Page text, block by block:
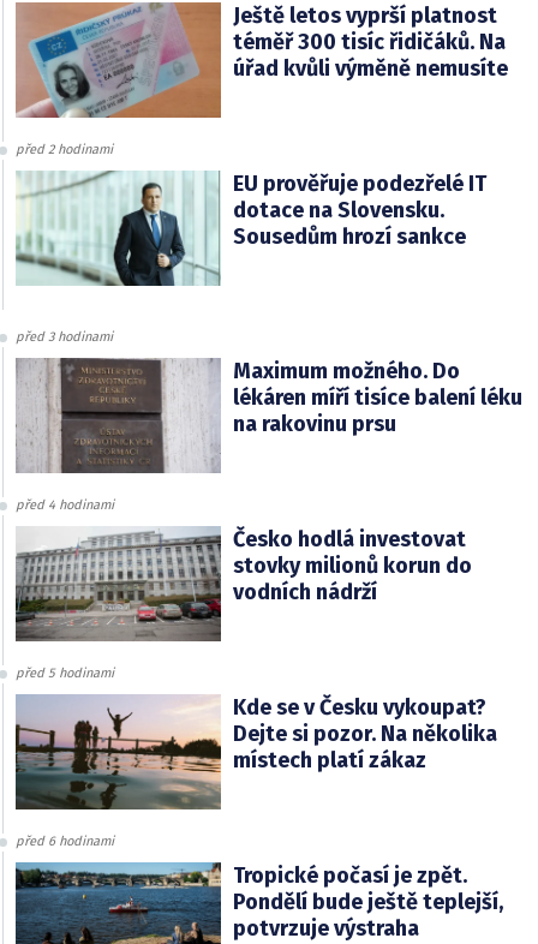
Ještě letos vyprší platnost
téměř 300 tisíc řidičáků. Na
úřad kvůli výměně nemusíte
před 2 hodinami
EU prověřuje podezřelé IT
dotace na Slovensku.
Sousedům hrozí sankce
před 3 hodinami
Maximum možného. Do
lékáren míří tisíce balení léku
na rakovinu prsu
před 4 hodinami
Česko hodlá investovat
stovky milionů korun do
vodních nádrží
před 5 hodinami
Kde se v Česku vykoupat?
Dejte si pozor. Na několika
místech platí zákaz
před 6 hodinami
Tropické počasí je zpět.
Pondělí bude ještě teplejší,
potvrzuje výstraha